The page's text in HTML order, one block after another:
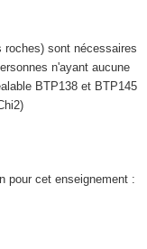
roches) sont nécessaires
n'ayant aucune
BTP138 et BTP145
pour cet enseignement :